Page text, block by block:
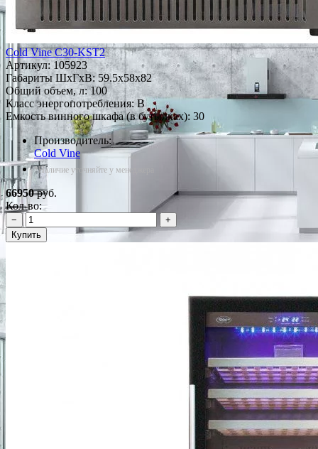
Cold Vine C30-KST2
Артикул:105923
Габариты ШxГxВ: 59.5x58x82
Общий объем, л: 100
Класс энергопотребления: B
Емкость винного шкафа (в бутылках): 30
Производитель:
Cold Vine
*Наличие уточняйте у менеджера
66950руб.
Кол-во:
−
+
Купить